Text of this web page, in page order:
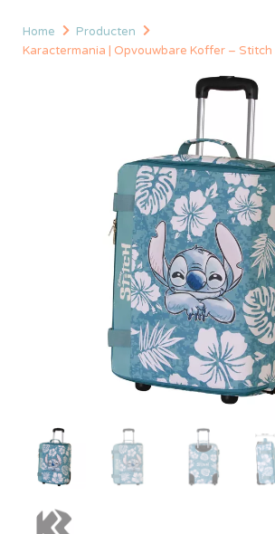
Home
Producten
Karactermania | Opvouwbare Koffer – Stitch